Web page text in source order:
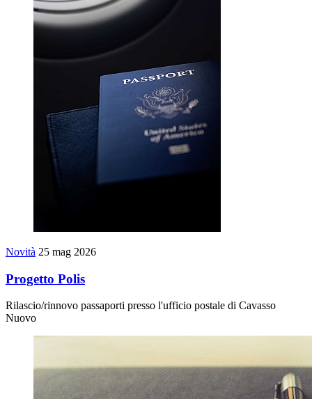
Novità 25 mag 2026
Progetto Polis
Rilascio/rinnovo passaporti presso l'ufficio postale di Cavasso
Nuovo